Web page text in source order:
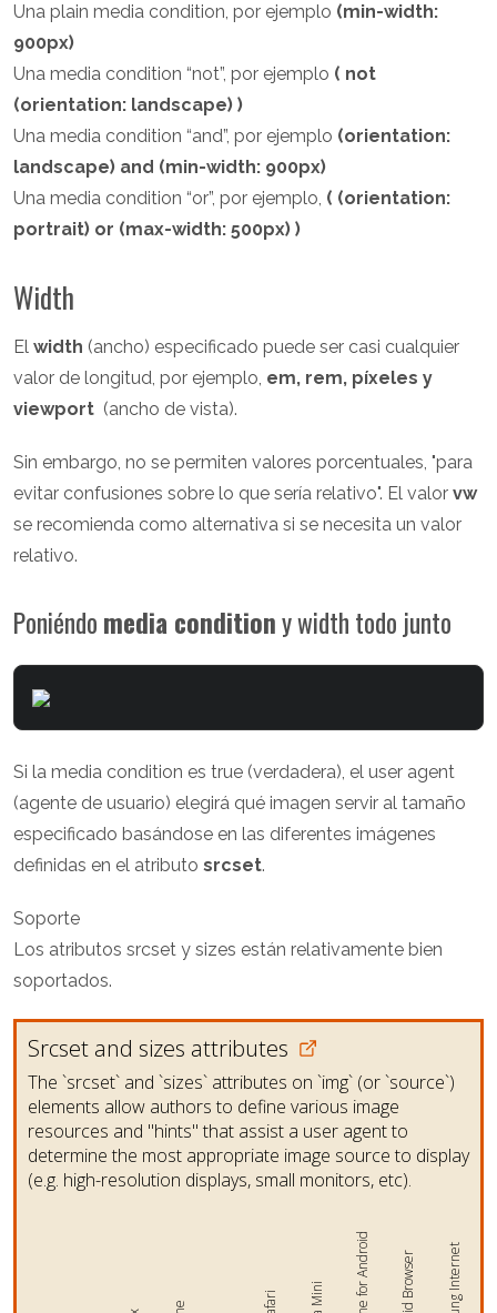
Una plain media condition, por ejemplo (min-width:
900px)
Una media condition “not”, por ejemplo ( not
(orientation: landscape) )
Una media condition “and”, por ejemplo (orientation:
landscape) and (min-width: 900px)
Una media condition “or”, por ejemplo, ( (orientation:
portrait) or (max-width: 500px) )
Width
El width (ancho) especificado puede ser casi cualquier
valor de longitud, por ejemplo, em, rem, píxeles y
viewport (ancho de vista).
Sin embargo, no se permiten valores porcentuales, "para
evitar confusiones sobre lo que sería relativo". El valor vw
se recomienda como alternativa si se necesita un valor
relativo.
Poniéndo media conditiony width todo junto
Si la media condition es true (verdadera), el user agent
(agente de usuario) elegirá qué imagen servir al tamaño
especificado basándose en las diferentes imágenes
definidas en el atributo srcset.
Soporte
Los atributos srcset y sizes están relativamente bien
soportados.